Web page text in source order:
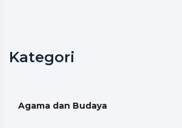
Kategori
Agama dan Budaya